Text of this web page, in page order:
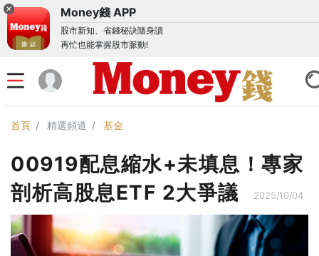
Money錢 APP
股市新知、省錢秘訣隨身讀
再忙也能掌握股市脈動!
首頁 精選頻道 基金
00919配息縮水+未填息！專家
剖析高股息ETF 2大爭議
2025/10/04